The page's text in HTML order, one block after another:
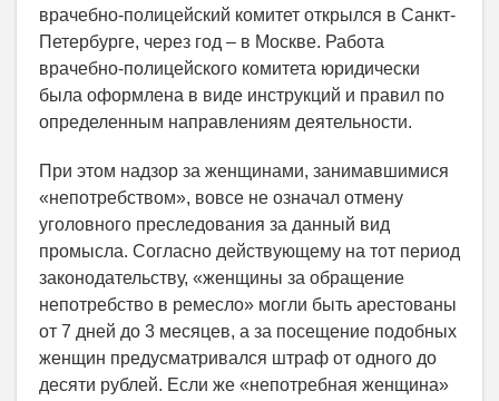
врачебно-полицейский комитет открылся в Санкт-
Петербурге, через год – в Москве. Работа
врачебно-полицейского комитета юридически
была оформлена в виде инструкций и правил по
определенным направлениям деятельности.
При этом надзор за женщинами, занимавшимися
«непотребством», вовсе не означал отмену
уголовного преследования за данный вид
промысла. Согласно действующему на тот период
законодательству, «женщины за обращение
непотребство в ремесло» могли быть арестованы
от 7 дней до 3 месяцев, а за посещение подобных
женщин предусматривался штраф от одного до
десяти рублей. Если же «непотребная женщина»